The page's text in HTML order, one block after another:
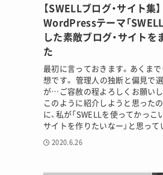
【SWELLブログ・サイト集】
WordPressテーマ「
した素敵ブログ・サイトを
た
最初に言っておきます。あくま
想です。 管理人の独断と偏見で
が…ご容赦の程よろしくお願い
このように紹介しようと思った
に、私が「SWELLを使ってかっこ
サイトを作りたいなー」と思って
2020.6.26